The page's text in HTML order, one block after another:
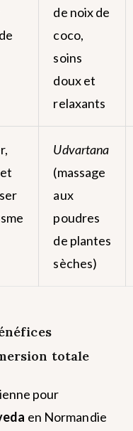
de noix de
coco,
soins
doux et
relaxants
Udvartana
(massage
aux
poudres
de plantes
sèches)
totale
pour
en Normandie